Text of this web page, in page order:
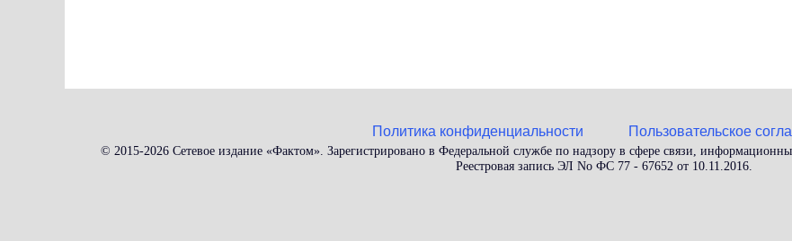
Политика конфиденциальности Пользовательское
© 2015-2026 Сетевое издание «Фактом». Зарегистрировано в Федеральной службе по надзору в сфере связи,
Реестровая запись ЭЛ No ФС 77 - 67652 от 10.11.2016.